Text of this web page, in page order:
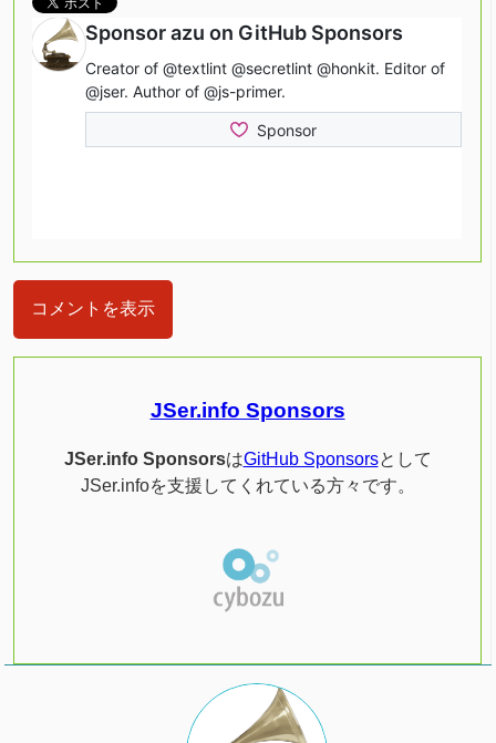
コメントを表示
JSer.info Sponsors
JSer.info SponsorsはGitHub Sponsorsとして
JSer.infoを支援してくれている方々です。